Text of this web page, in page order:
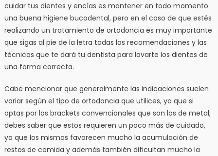
cuidar tus dientes y encías es mantener en todo momento
una buena higiene bucodental, pero en el caso de que estés
realizando un tratamiento de ortodoncia es muy importante
que sigas al pie de la letra todas las recomendaciones y las
técnicas que te dará tu dentista para lavarte los dientes de
una forma correcta.
Cabe mencionar que generalmente las indicaciones suelen
variar según el tipo de ortodoncia que utilices, ya que si
optas por los brackets convencionales que son los de metal,
debes saber que estos requieren un poco más de cuidado,
ya que los mismos favorecen mucho la acumulación de
restos de comida y además también dificultan mucho la